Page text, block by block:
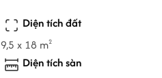
Diện tích đất
9,5 x 18 m2
Diện tích sàn